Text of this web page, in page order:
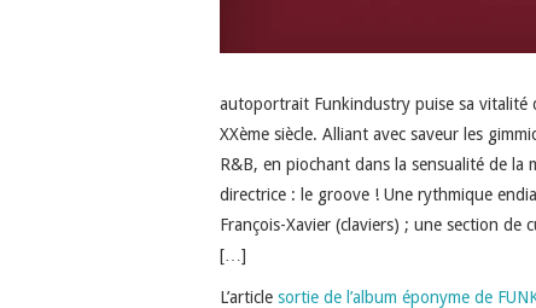
autoportrait Funkindustry puise sa vitalité
XXème siècle. Alliant avec saveur les
R&B, en piochant dans la sensualité de la
directrice : le groove ! Une rythmique
François-Xavier (claviers) ; une section de
[…]
L’article sortie de l’album éponyme de